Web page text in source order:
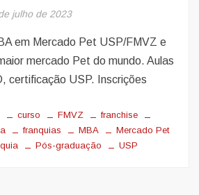
julho de 2023
em Mercado Pet USP/FMVZ e
mercado Pet do mundo. Aulas
certificação USP. Inscrições
curso FMVZ
franchise
franquias MBA
Mercado Pet
Pós-graduação USP